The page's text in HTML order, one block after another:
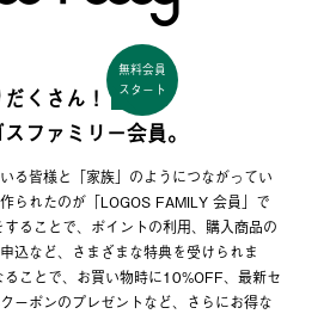
くさん！
無料会員
スタート
スファミリー会員。
る皆様と「家族」のようにつながってい
られたのが「LOGOS FAMILY 会員」で
ることで、ポイントの利用、購入商品の
込など、さまざまな特典を受けられま
ことで、お買い物時に10%OFF、最新セ
ーポンのプレゼントなど、さらにお得な